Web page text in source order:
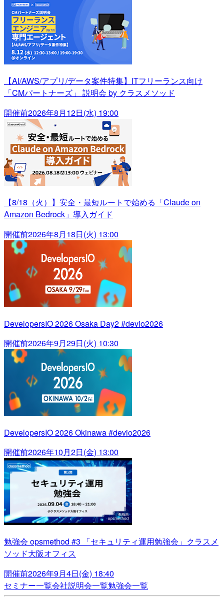
【AI/AWS/アプリ/データ案件特集】ITフリーランス向け
「CMパートナーズ」 説明会 by クラスメソッド
開催前2026年8月12日(水) 19:00
【8/18（火）】安全・最短ルートで始める「Claude on
Amazon Bedrock」導入ガイド
開催前2026年8月18日(火) 13:00
DevelopersIO 2026 Osaka Day2 #devio2026
開催前2026年9月29日(火) 10:30
DevelopersIO 2026 Okinawa #devio2026
開催前2026年10月2日(金) 13:00
勉強会 opsmethod #3 「セキュリティ運用勉強会」クラスメ
ソッド大阪オフィス
開催前2026年9月4日(金) 18:40
セミナー一覧会社説明会一覧勉強会一覧